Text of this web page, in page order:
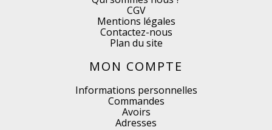
CGV
Mentions légales
Contactez-nous
Plan du site
MON COMPTE
Informations personnelles
Commandes
Avoirs
Adresses